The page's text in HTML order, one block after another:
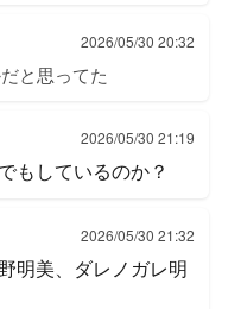
2026/05/30 20:32
と思ってた
2026/05/30 21:19
もしているのか？
2026/05/30 21:32
明美、ダレノガレ明